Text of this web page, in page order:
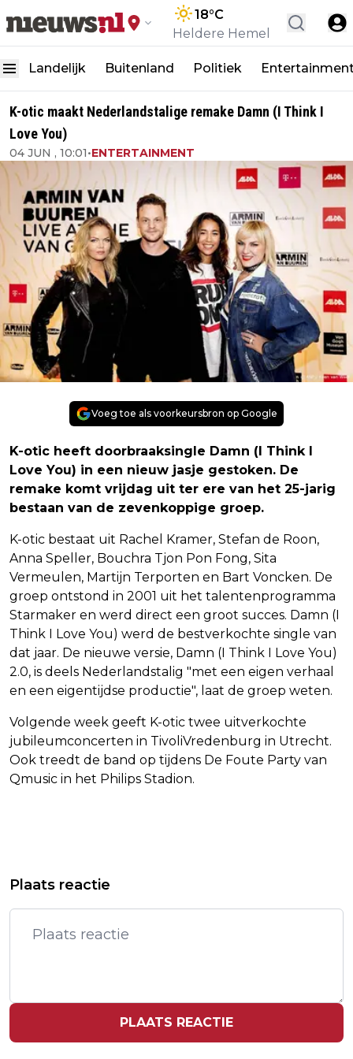
18°C
Heldere Hemel
Landelijk Buitenland Politiek
K-otic maakt Nederlandstalige remake Damn (I Think I
Love You)
04 JUN , 10:01•ENTERTAINMENT
Voeg toe als voorkeursbron op Google
K-otic heeft doorbraaksingle Damn (I Think I
Love You) in een nieuw jasje gestoken. De
remake komt vrijdag uit ter ere van het 25-jarig
bestaan van de zevenkoppige groep.
K-otic bestaat uit Rachel Kramer, Stefan de Roon,
Anna Speller, Bouchra Tjon Pon Fong, Sita
Vermeulen, Martijn Terporten en Bart Voncken. De
groep ontstond in 2001 uit het talentenprogramma
Starmaker en werd direct een groot succes. Damn (I
Think I Love You) werd de bestverkochte single van
dat jaar. De nieuwe versie, Damn (I Think I Love You)
2.0, is deels Nederlandstalig "met een eigen verhaal
en een eigentijdse productie", laat de groep weten.
Volgende week geeft K-otic twee uitverkochte
jubileumconcerten in TivoliVredenburg in Utrecht.
Ook treedt de band op tijdens De Foute Party van
Qmusic in het Philips Stadion.
MARSMAN (35) OVERLEDEN
KATZ: OPERATIE ZUID-LIBANON GAAT
DOOR NA AFSPRAKEN OVER BESTAND
Plaats reactie
PLAATS REACTIE